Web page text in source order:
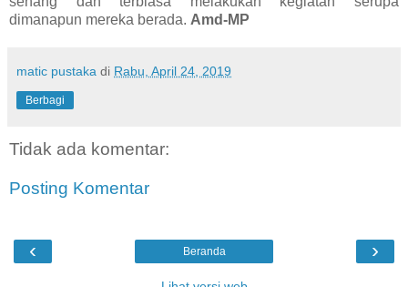
dimanapun mereka berada. Amd-MP
matic pustaka di Rabu, April 24, 2019
Berbagi
Tidak ada komentar:
Posting Komentar
‹ ›
Beranda